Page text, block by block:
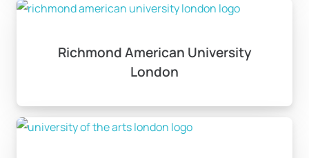
Richmond American University
London